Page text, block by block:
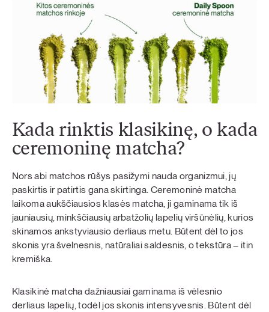
Kada rinktis klasikinę, o kada
ceremoninę matcha?
Nors abi matchos rūšys pasižymi nauda organizmui, jų
paskirtis ir patirtis gana skirtinga. Ceremoninė matcha
laikoma aukščiausios klasės matcha, ji gaminama tik iš
jauniausių, minkščiausių arbatžolių lapelių viršūnėlių, kurios
skinamos ankstyviausio derliaus metu. Būtent dėl to jos
skonis yra švelnesnis, natūraliai saldesnis, o tekstūra – itin
kremiška.
Klasikinė matcha dažniausiai gaminama iš vėlesnio
derliaus lapelių, todėl jos skonis intensyvesnis. Būtent dėl